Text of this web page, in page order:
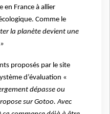
en France à allier
Comme le
la planète devient une
proposés par le site
d’évaluation «
dépasse ou
sur Gotoo. Avec